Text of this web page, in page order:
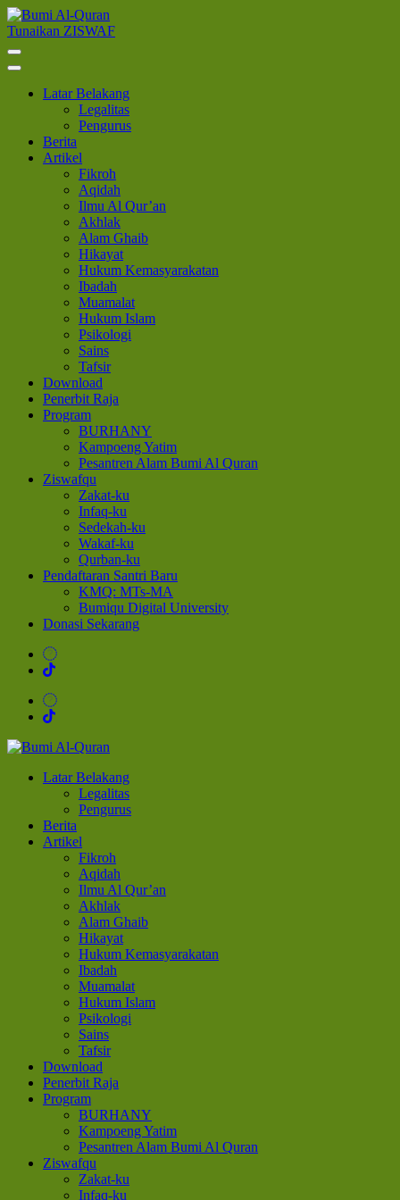
Lompat
ke
konten
(Tekan
Tunaikan ZISWAF
Latar Belakang
Legalitas
Pengurus
Berita
Artikel
Fikroh
Aqidah
Ilmu Al Qur’an
Akhlak
Alam Ghaib
Hikayat
Hukum Kemasyarakatan
Ibadah
Muamalat
Hukum Islam
Psikologi
Sains
Tafsir
Download
Penerbit Raja
Program
BURHANY
Kampoeng Yatim
Pesantren Alam Bumi Al Quran
Ziswafqu
Zakat-ku
Infaq-ku
Sedekah-ku
Wakaf-ku
Qurban-ku
Pendaftaran Santri Baru
KMQ: MTs-MA
Bumiqu Digital University
Donasi Sekarang
Bumi Al-Quran
Sinergi Untuk Kebahagiaan Dunia-Akhirat
Latar Belakang
Legalitas
Pengurus
Berita
Artikel
Fikroh
Aqidah
Ilmu Al Qur’an
Akhlak
Alam Ghaib
Hikayat
Hukum Kemasyarakatan
Ibadah
Muamalat
Hukum Islam
Psikologi
Sains
Tafsir
Download
Penerbit Raja
Program
BURHANY
Kampoeng Yatim
Pesantren Alam Bumi Al Quran
Ziswafqu
Zakat-ku
Infaq-ku